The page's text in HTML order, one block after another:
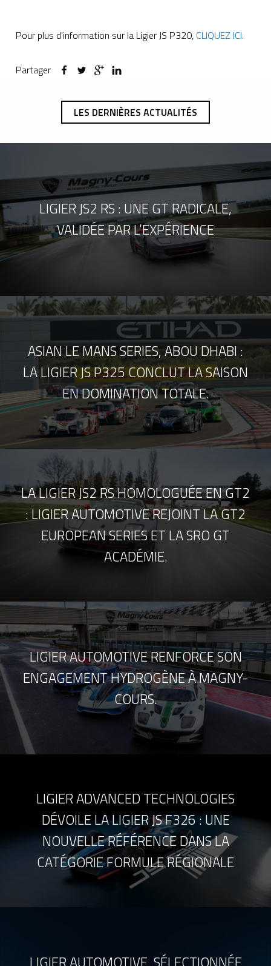
Pour plus d'information sur la Ligier JS P320, CLIQUEZ ICI.
Partager
LES DERNIÈRES ACTUALITÉS
LIGIER JS2 RS : UNE GT RADICALE,
VALIDÉE PAR L’EXPÉRIENCE
ASIAN LE MANS SERIES, ABOU DHABI :
LA LIGIER JS P325 CONCLUT LA SAISON
EN DOMINATION TOTALE.
LA LIGIER JS2 RS HOMOLOGUÉE EN GT2
: LIGIER AUTOMOTIVE REJOINT LA GT2
EUROPEAN SERIES ET LA SRO GT
ACADÉMIE.
LIGIER AUTOMOTIVE RENFORCE SON
ENGAGEMENT HYDROGÈNE À MAGNY-
COURS.
LIGIER ADVANCED TECHNOLOGIES
DÉVOILE LA LIGIER JS F326 : UNE
NOUVELLE RÉFÉRENCE DANS LA
CATÉGORIE FORMULE RÉGIONALE